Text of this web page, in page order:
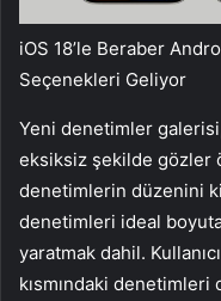
iOS 18’le Beraber
Seçenekleri Geliyor
Yeni denetimler
eksiksiz şekilde gözler
denetimlerin düzenini
denetimleri ideal
yaratmak dahil.
kısmındaki